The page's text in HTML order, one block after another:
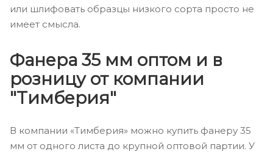
или шлифовать образцы низкого сорта просто не
имеет смысла.
Фанера 35 мм оптом и в
розницу от компании
"Тимберия"
В компании «Тимберия» можно купить фанеру 35
мм от одного листа до крупной оптовой партии. У